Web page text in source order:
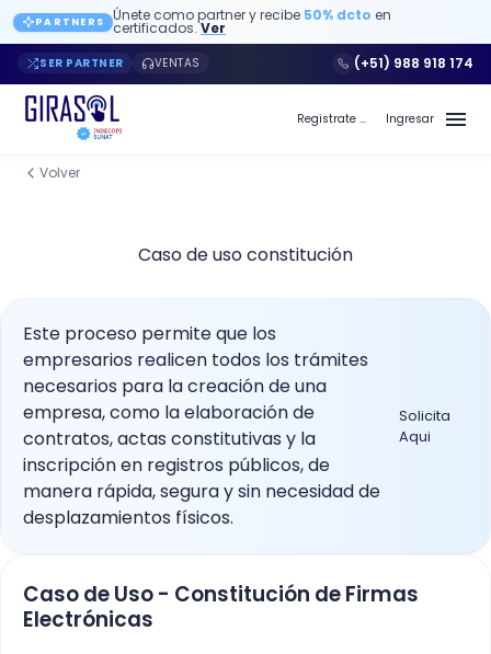
PARTNERS Únete como partner y recibe 50% dcto en
certificados.Ver
SER PARTNER VENTAS (+51) 988 918 174
Registrate a Girasol PE Ingresar
Volver
Caso de uso constitución
Este proceso permite que los
empresarios realicen todos los trámites
necesarios para la creación de una
empresa, como la elaboración de
contratos, actas constitutivas y la
inscripción en registros públicos, de
manera rápida, segura y sin necesidad de
desplazamientos físicos.
Solicita
Aqui
Caso de Uso - Constitución de Firmas
Electrónicas